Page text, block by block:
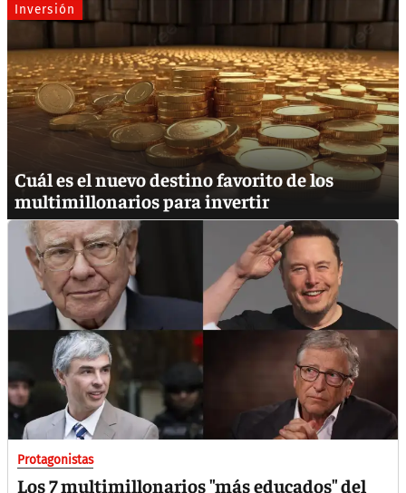
Inversión
Cuál es el nuevo destino favorito de los
multimillonarios para invertir
Protagonistas
Los 7 multimillonarios "más educados" del